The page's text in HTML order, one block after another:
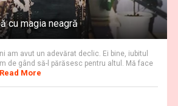
cu magia neagră
am avut un adevărat declic. Ei bine, iubitul
de gând să-l părăsesc pentru altul. Mă face
Read More